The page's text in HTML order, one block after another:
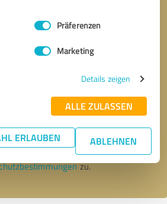
Präferenzen
Marketing
Details zeigen
ALLE ZULASSEN
ERLAUBEN ABLEHNEN
* Erforderliche Angaben
Nachricht senden
zu.